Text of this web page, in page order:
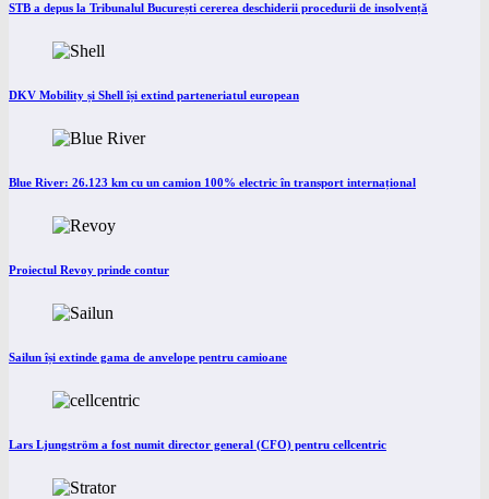
STB a depus la Tribunalul București cererea deschiderii procedurii de insolvență
DKV Mobility și Shell își extind parteneriatul european
Blue River: 26.123 km cu un camion 100% electric în transport internațional
Proiectul Revoy prinde contur
Sailun își extinde gama de anvelope pentru camioane
Lars Ljungström a fost numit director general (CFO) pentru cellcentric